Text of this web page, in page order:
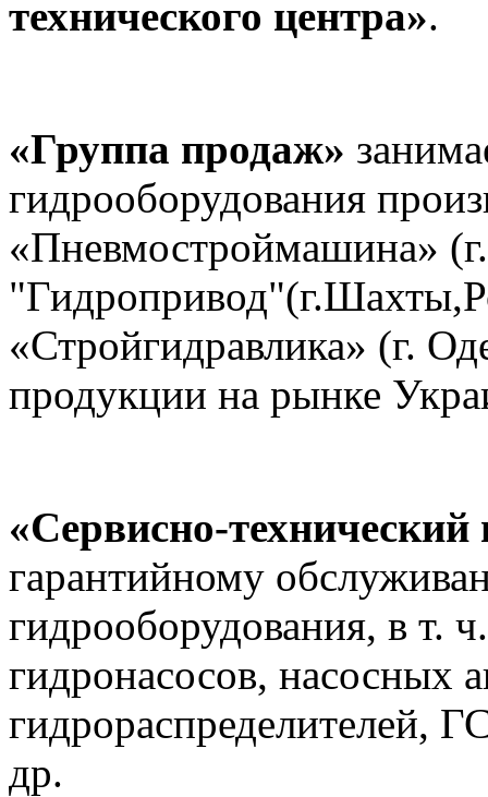
технического центра».
«Группа продаж»
гидрооборудования
«Пневмостроймашина»
«Стройгидравлика» (г.
продукции на рынке
«Сервисно-технический
гарантийному
гидрооборудования, в т.
гидронасосов, насосных
гидрораспределителей,
др.